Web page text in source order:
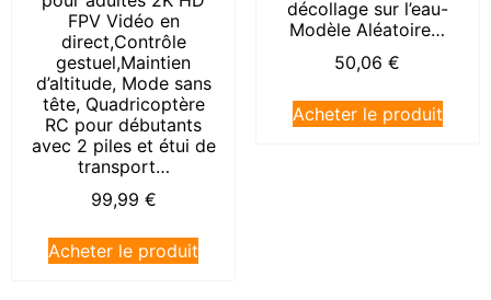
FPV Vidéo en
direct,Contrôle
gestuel,Maintien
d’altitude, Mode sans
tête, Quadricoptère
RC pour débutants
avec 2 piles et étui de
transport…
99,99 €
Acheter le produit
décollage sur l’eau-
Modèle Aléatoire…
50,06€
Acheter le produit